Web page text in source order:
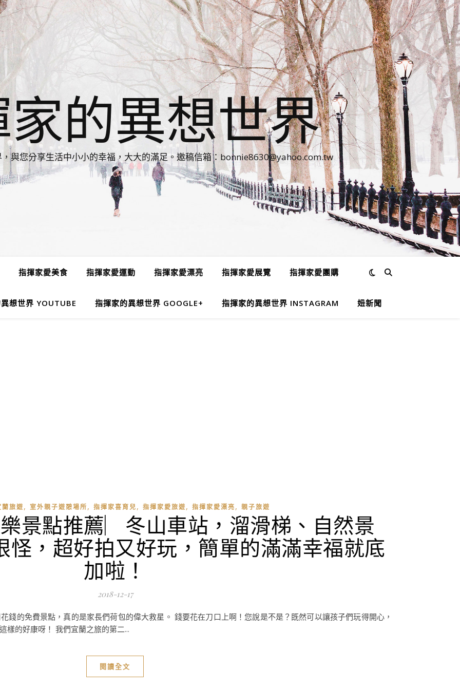
的異想世界
與您分享生活中小小的幸福，大大的滿足。邀稿信箱：bonnie8630@yahoo.com.tw
指揮家愛美食 指揮家愛運動 指揮家愛漂亮 指揮家愛展覽 指揮家愛團購
想世界 YOUTUBE 指揮家的異想世界 GOOGLE+ 指揮家的異想世界 INSTAGRAM 妞新聞
蘭旅遊, 室外親子遊憩場所, 指揮家喜育兒, 指揮家愛旅遊, 指揮家愛漂亮, 親子旅遊
景點推薦︳冬山車站，溜滑梯、自然景
怪，超好拍又好玩，簡單的滿滿幸福就底
加啦！
2018-12-17
錢的免費景點，真的是家長們荷包的偉大救星。 錢要花在刀口上啊！您說是不是？既然可以讓孩子們玩得開心，
樣的好康呀！ 我們宜蘭之旅的第二...
閱讀全文